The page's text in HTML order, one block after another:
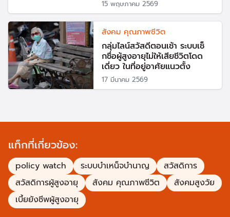
15 พฤษภาคม 2569
สังคม คุณภาพชีวิต
กลุ่มไลน์สวัสดีตอนเช้า ระบบเช็
กชื่อผู้สูงอายุไม่ให้เสียชีวิตโดด
เดี่ยว ในที่อยู่อาศัยแนวตั้ง
17 มีนาคม 2569
แท็กที่เกี่ยวข้อง:
policy watch ระบบบำเหน็จบำนาญ
สวัสดิการ
สวัสดิการผู้สูงอายุ
สังคม คุณภาพชีวิต
สังคมสูงวัย
เบี้ยยังชีพผู้สูงอายุ